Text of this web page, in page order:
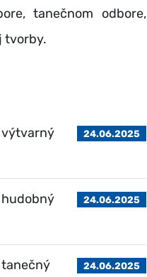
tanečnom odbore,
tvorby.
výtvarný
24.06.2025
24.06.2025
tanečný
24.06.2025